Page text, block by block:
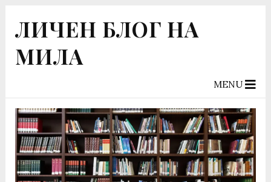
ЛИЧЕН БЛОГ НА
МИЛА
MENU